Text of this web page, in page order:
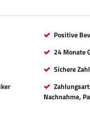
Positive
24 Monate
Sichere
Nachnahme,